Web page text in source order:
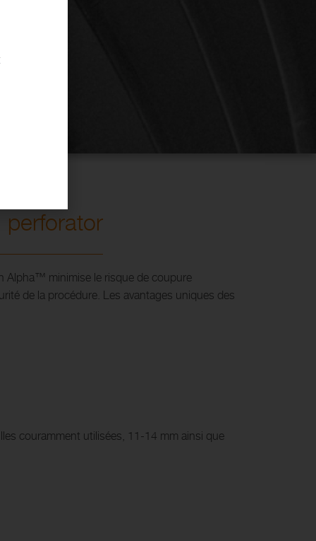
Alpha™ minimise le risque de coupure
de la procédure. Les avantages uniques des
couramment utilisées, 11-14 mm ainsi que